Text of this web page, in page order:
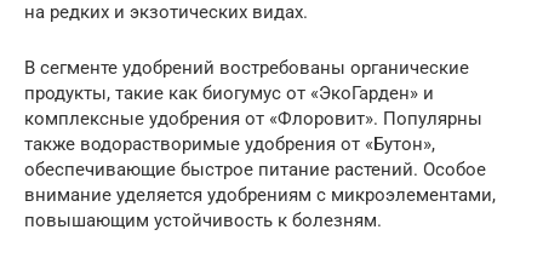
на редких и экзотических видах.
В сегменте удобрений востребованы органические
продукты, такие как биогумус от «ЭкоГарден» и
комплексные удобрения от «Флоровит». Популярны
также водорастворимые удобрения от «Бутон»,
обеспечивающие быстрое питание растений. Особое
внимание уделяется удобрениям с микроэлементами,
повышающим устойчивость к болезням.